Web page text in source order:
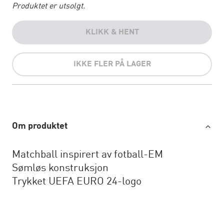
Produktet er utsolgt.
KLIKK & HENT
IKKE FLER PÅ LAGER
Om produktet
Matchball inspirert av fotball-EM
Sømløs konstruksjon
Trykket UEFA EURO 24-logo